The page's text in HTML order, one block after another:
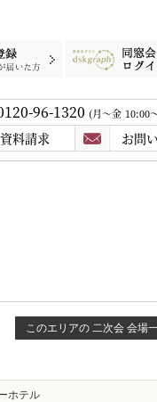
いた方 同窓会グラフロ
96-1320 月〜金 10:00
資料請求 お問
このエリアの 二次会 会場
ホテル